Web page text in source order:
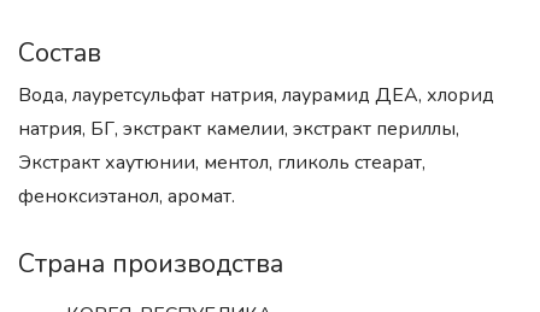
Состав
Вода, лауретсульфат натрия, лаурамид ДЕА, хлорид
натрия, БГ, экстракт камелии, экстракт периллы,
Экстракт хаутюнии, ментол, гликоль стеарат,
феноксиэтанол, аромат.
Страна производства